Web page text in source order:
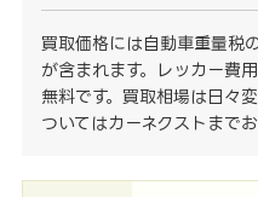
買取価格には自動車重量税
が含まれます。レッカー費
無料です。買取相場は日々
ついてはカーネクストまで